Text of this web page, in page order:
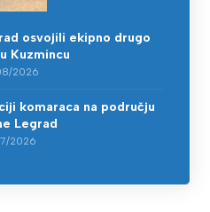
osvojili ekipno drugo
Kuzmincu
2026
komaraca na području
Legrad
2026